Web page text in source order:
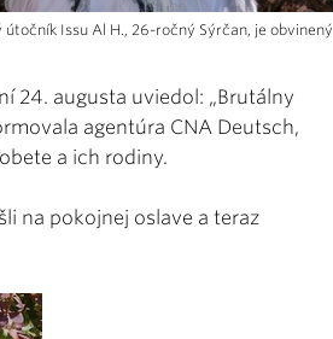
Issu Al H., 26-ročný Sýrčan, je obvinený
24. augusta uviedol: „Brutálny
agentúra CNA Deutsch,
a ich rodiny.
na pokojnej oslave a teraz